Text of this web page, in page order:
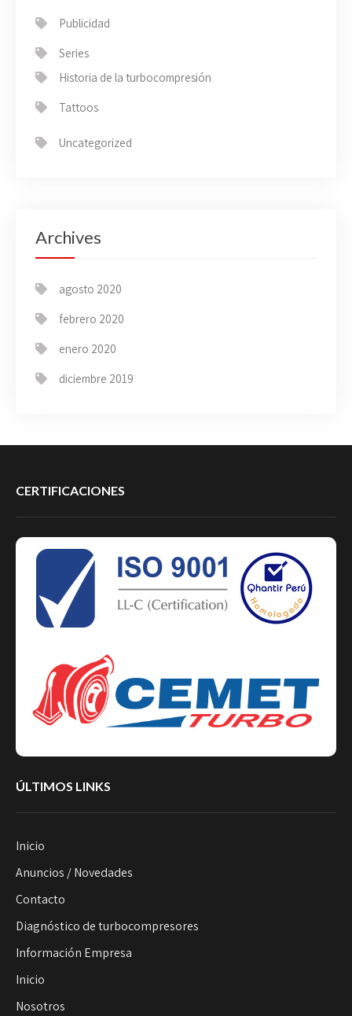
Publicidad
Series
Historia de la turbocompresión
Tattoos
Uncategorized
Archives
agosto 2020
febrero 2020
enero 2020
diciembre 2019
CERTIFICACIONES
ÚLTIMOS LINKS
Inicio
Anuncios / Novedades
Contacto
Diagnóstico de turbocompresores
Información Empresa
Inicio
Nosotros